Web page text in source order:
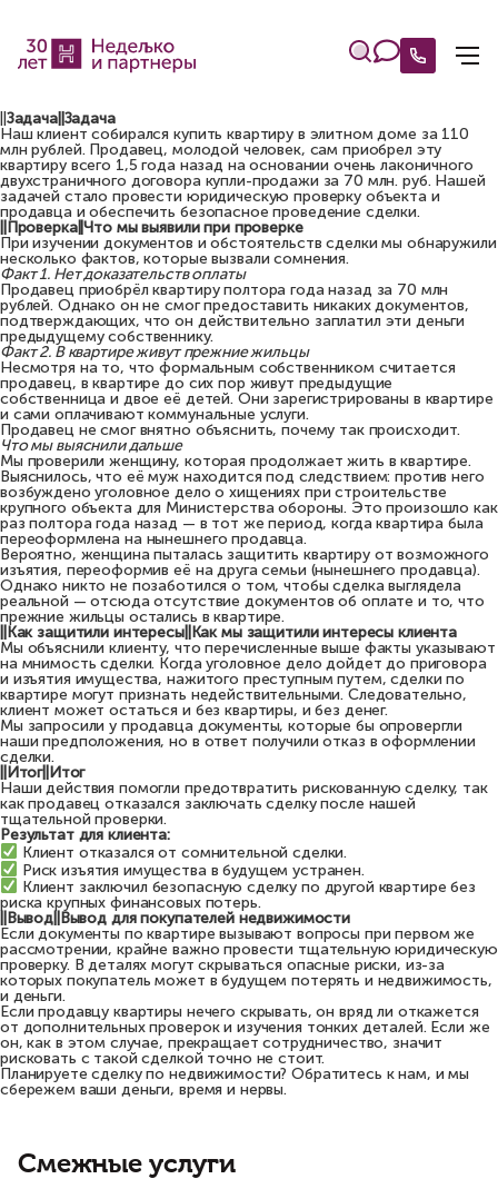
Задача||Задача
Наш клиент собирался купить квартиру в элитном доме за 110
млн рублей. Продавец, молодой человек, сам приобрел эту
квартиру всего 1,5 года назад на основании очень лаконичного
двухстраничного договора купли-продажи за 70 млн. руб. Нашей
задачей стало провести юридическую проверку объекта и
продавца и обеспечить безопасное проведение сделки.
||Проверка||Что мы выявили при проверке
При изучении документов и обстоятельств сделки мы обнаружили
несколько фактов, которые вызвали сомнения.
Факт 1. Нет доказательств оплаты
Продавец приобрёл квартиру полтора года назад за 70 млн
рублей. Однако он не смог предоставить никаких документов,
подтверждающих, что он действительно заплатил эти деньги
предыдущему собственнику.
Факт 2. В квартире живут прежние жильцы
Несмотря на то, что формальным собственником считается
продавец, в квартире до сих пор живут предыдущие
собственница и двое её детей. Они зарегистрированы в квартире
и сами оплачивают коммунальные услуги.
Продавец не смог внятно объяснить, почему так происходит.
Что мы выяснили дальше
Мы проверили женщину, которая продолжает жить в квартире.
Выяснилось, что её муж находится под следствием: против него
возбуждено уголовное дело о хищениях при строительстве
крупного объекта для Министерства обороны. Это произошло как
раз полтора года назад — в тот же период, когда квартира была
переоформлена на нынешнего продавца.
Вероятно, женщина пыталась защитить квартиру от возможного
изъятия, переоформив её на друга семьи (нынешнего продавца).
Однако никто не позаботился о том, чтобы сделка выглядела
реальной — отсюда отсутствие документов об оплате и то, что
прежние жильцы остались в квартире.
||Как защитили интересы||Как мы защитили интересы клиента
Мы объяснили клиенту, что перечисленные выше факты указывают
на мнимость сделки. Когда уголовное дело дойдет до приговора
и изъятия имущества, нажитого преступным путем, сделки по
квартире могут признать недействительными. Следовательно,
клиент может остаться и без квартиры, и без денег.
Мы запросили у продавца документы, которые бы опровергли
наши предположения, но в ответ получили отказ в оформлении
сделки.
||Итог||Итог
Наши действия помогли предотвратить рискованную сделку, так
как продавец отказался заключать сделку после нашей
тщательной проверки.
Результат для клиента:
Клиент отказался от сомнительной сделки.
Риск изъятия имущества в будущем устранен.
Клиент заключил безопасную сделку по другой квартире без
риска крупных финансовых потерь.
||Вывод||Вывод для покупателей недвижимости
Если документы по квартире вызывают вопросы при первом же
рассмотрении, крайне важно провести тщательную юридическую
проверку. В деталях могут скрываться опасные риски, из-за
которых покупатель может в будущем потерять и недвижимость,
и деньги.
Если продавцу квартиры нечего скрывать, он вряд ли откажется
от дополнительных проверок и изучения тонких деталей. Если же
он, как в этом случае, прекращает сотрудничество, значит
рисковать с такой сделкой точно не стоит.
Планируете сделку по недвижимости? Обратитесь к нам, и мы
сбережем ваши деньги, время и нервы.
Смежные услуги